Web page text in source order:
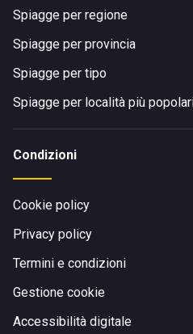
Spiagge per regione
Spiagge per provincia
Spiagge per tipo
Spiagge per località più
Condizioni
Cookie policy
Privacy policy
Termini e condizioni
Gestione cookie
Accessibilità digitale